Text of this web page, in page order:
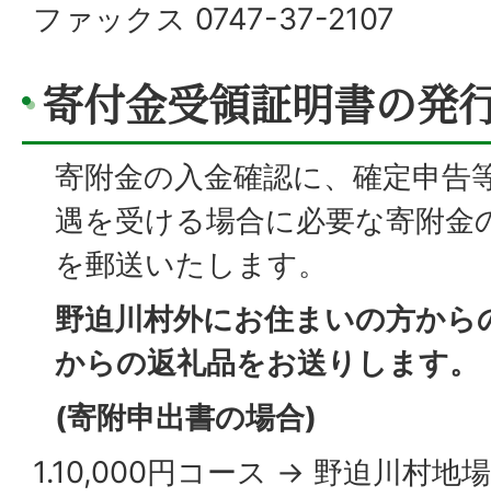
ファックス 0747-37-2107
寄付金受領証明書の発
寄附金の入金確認に、確定申告
遇を受ける場合に必要な寄附金
を郵送いたします。
野迫川村外にお住まいの方から
からの返礼品をお送りします。
(寄附申出書の場合)
1.10,000円コース → 野迫川村地